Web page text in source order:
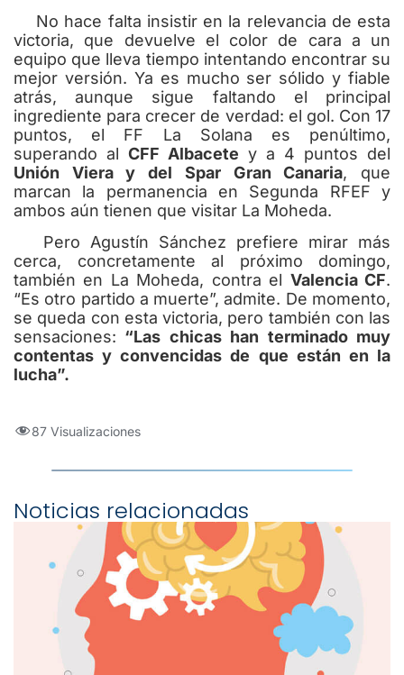
No hace falta insistir en la relevancia de esta
victoria, que devuelve el color de cara a un
equipo que lleva tiempo intentando encontrar su
mejor versión. Ya es mucho ser sólido y fiable
atrás, aunque sigue faltando el principal
ingrediente para crecer de verdad: el gol. Con 17
puntos, el FF La Solana es penúltimo,
superando al CFF Albacete y a 4 puntos del
Unión Viera y del Spar Gran Canaria, que
marcan la permanencia en Segunda RFEF y
ambos aún tienen que visitar La Moheda.
Pero Agustín Sánchez prefiere mirar más
cerca, concretamente al próximo domingo,
también en La Moheda, contra el Valencia CF.
“Es otro partido a muerte”, admite. De momento,
se queda con esta victoria, pero también con las
sensaciones: “Las chicas han terminado muy
contentas y convencidas de que están en la
lucha”.
87 Visualizaciones
Noticias relacionadas